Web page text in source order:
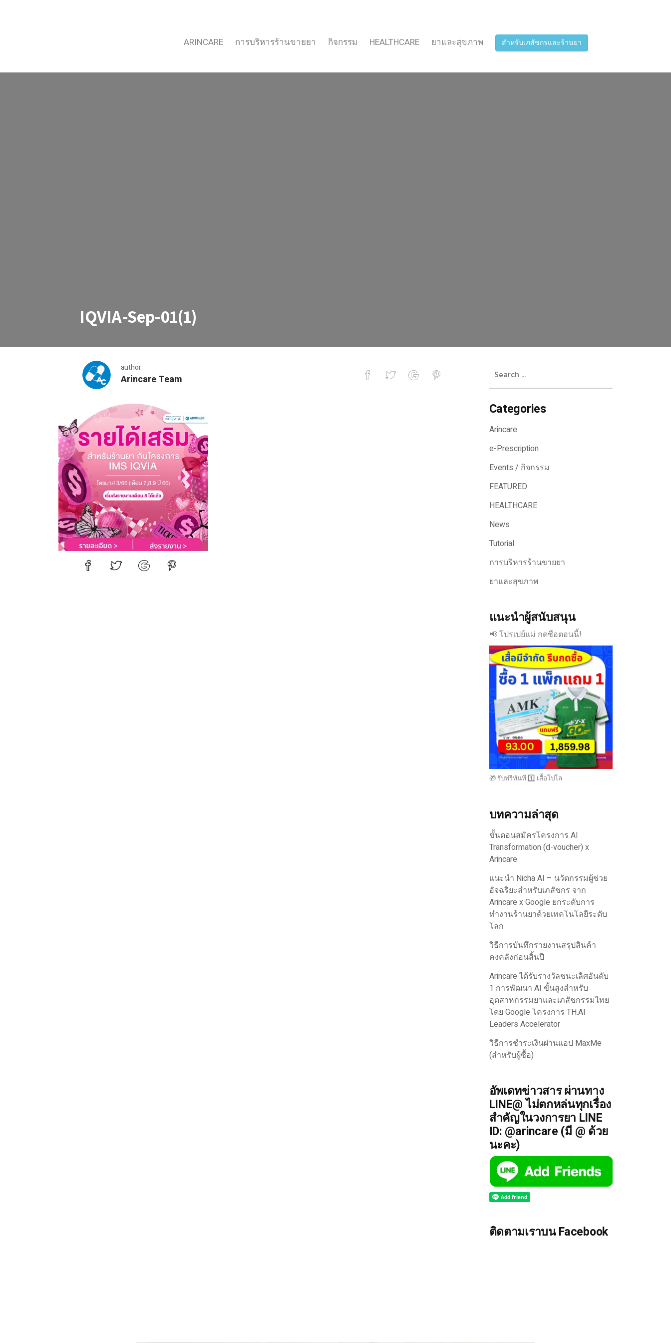
ARINCARE การบริหารร้านขายยา กิจกรรม HEALTHCARE ยาและสุขภาพ สำหรับเภสัชกรและร้านยา
IQVIA-Sep-01(1)
author:
Arincare Team
IQVIA-Sep-01(1)
for:
Categories
Arincare
e-Prescription
Events / กิจกรรม
FEATURED
HEALTHCARE
News
Tutorial
การบริหารร้านขายยา
ยาและสุขภาพ
แนะนำผู้สนับสนุน
📢 โปรเปย์แม่ กดซือตอนนี้!
🎁 รับฟรีทันที 1️⃣ เสื้อโปโล
บทความล่าสุด
ขั้นตอนสมัครโครงการ AI
Transformation (d-voucher) x
Arincare
แนะนำ Nicha AI – นวัตกรรมผู้ช่วย
อัจฉริยะสำหรับเภสัชกร จาก
Arincare x Google ยกระดับการ
ทำงานร้านยาด้วยเทคโนโลยีระดับ
โลก
วิธีการบันทึกรายงานสรุปสินค้า
คงคลังก่อนสิ้นปี
Arincare ได้รับรางวัลชนะเลิศอันดับ
1 การพัฒนา AI ขั้นสูงสำหรับ
อุตสาหกรรมยาและเภสัชกรรมไทย
โดย Google โครงการ TH.AI
Leaders Accelerator
วิธีการชำระเงินผ่านแอป MaxMe
(สำหรับผู้ซื้อ)
อัพเดทข่าวสาร ผ่านทาง
LINE@ ไม่ตกหล่นทุกเรื่อง
สำคัญในวงการยา LINE
ID: @arincare (มี @ ด้วย
นะคะ)
ติดตามเราบน Facebook